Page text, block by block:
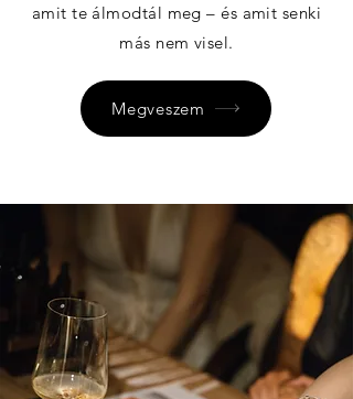
amit te álmodtál meg – és amit senki
más nem visel.
Megveszem